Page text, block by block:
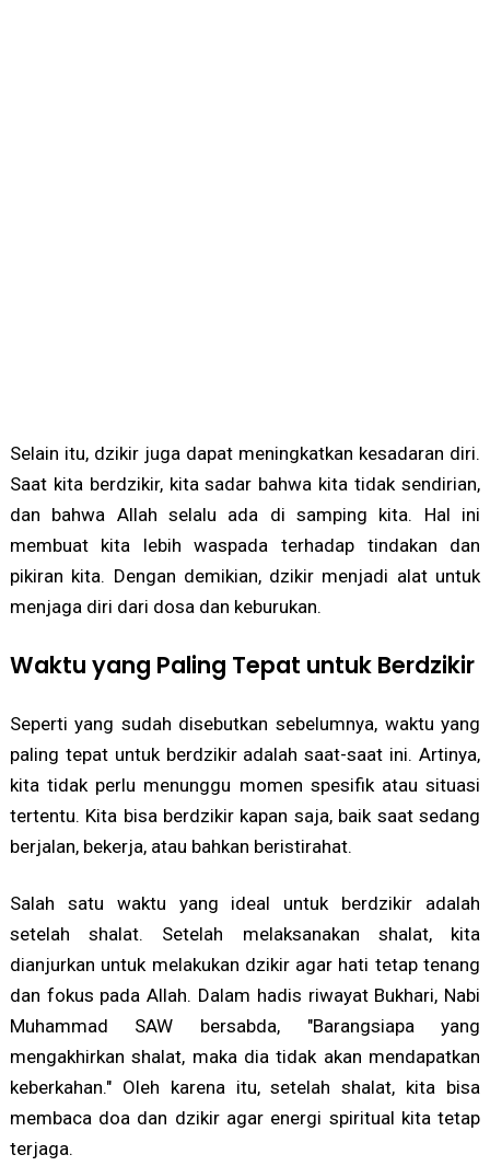
Selain itu, dzikir juga dapat meningkatkan kesadaran diri.
Saat kita berdzikir, kita sadar bahwa kita tidak sendirian,
dan bahwa Allah selalu ada di samping kita. Hal ini
membuat kita lebih waspada terhadap tindakan dan
pikiran kita. Dengan demikian, dzikir menjadi alat untuk
menjaga diri dari dosa dan keburukan.
Waktu yang Paling Tepat untuk Berdzikir
Seperti yang sudah disebutkan sebelumnya, waktu yang
paling tepat untuk berdzikir adalah saat-saat ini. Artinya,
kita tidak perlu menunggu momen spesifik atau situasi
tertentu. Kita bisa berdzikir kapan saja, baik saat sedang
berjalan, bekerja, atau bahkan beristirahat.
Salah satu waktu yang ideal untuk berdzikir adalah
setelah shalat. Setelah melaksanakan shalat, kita
dianjurkan untuk melakukan dzikir agar hati tetap tenang
dan fokus pada Allah. Dalam hadis riwayat Bukhari, Nabi
Muhammad SAW bersabda, "Barangsiapa yang
mengakhirkan shalat, maka dia tidak akan mendapatkan
keberkahan." Oleh karena itu, setelah shalat, kita bisa
membaca doa dan dzikir agar energi spiritual kita tetap
terjaga.